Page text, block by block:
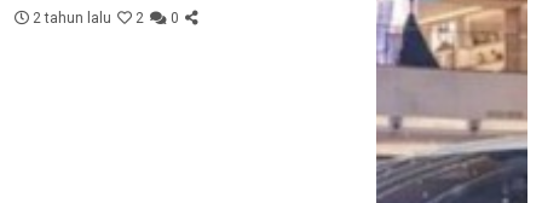
2 tahun lalu 2 0